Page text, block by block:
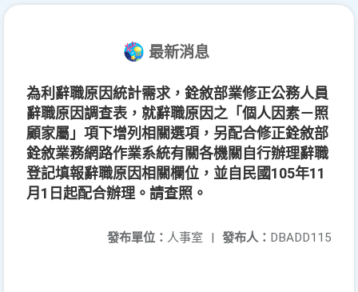
最新消息
為利辭職原因統計需求，銓敘部業修正公務人員
辭職原因調查表，就辭職原因之「個人因素－照
顧家屬」項下增列相關選項，另配合修正銓敘部
銓敘業務網路作業系統有關各機關自行辦理辭職
登記填報辭職原因相關欄位，並自民國105年11
月1日起配合辦理。請查照。
發布人： DBADD115
發布單位： 人事室 |